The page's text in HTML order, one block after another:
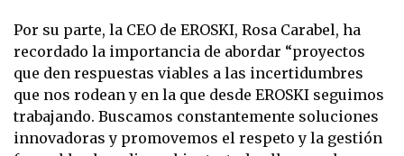
Por su parte, la CEO de EROSKI, Rosa Carabel, ha
recordado la importancia de abordar “proyectos
que den respuestas viables a las incertidumbres
que nos rodean y en la que desde EROSKI seguimos
trabajando. Buscamos constantemente soluciones
innovadoras y promovemos el respeto y la gestión